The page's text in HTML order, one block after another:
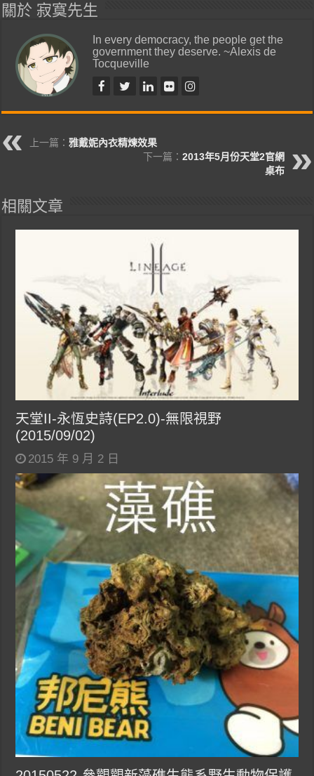
關於 寂寞先生
In every democracy, the people get the
government they deserve. ~Alexis de
Tocqueville
上一篇：雅戴妮內衣精煉效果
下一篇： 2013年5月份天堂2官網
桌布
相關文章
天堂II-永恆史詩(EP2.0)-無限視野
(2015/09/02)
2015 年 9 月 2 日